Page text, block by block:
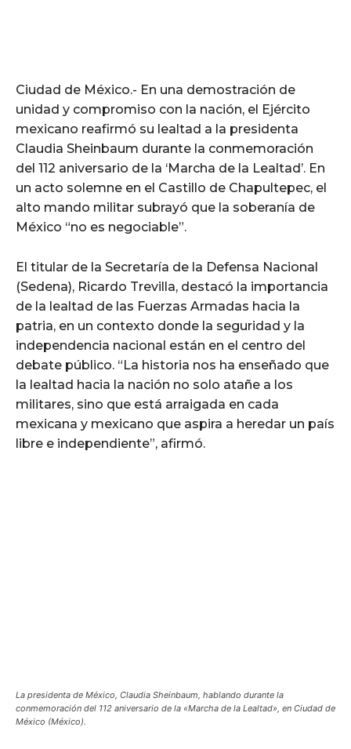
Ciudad de México.- En una demostración de
unidad y compromiso con la nación, el Ejército
mexicano reafirmó su lealtad a la presidenta
Claudia Sheinbaum durante la conmemoración
del 112 aniversario de la ‘Marcha de la Lealtad’. En
un acto solemne en el Castillo de Chapultepec, el
alto mando militar subrayó que la soberanía de
México “no es negociable”.
El titular de la Secretaría de la Defensa Nacional
(Sedena), Ricardo Trevilla, destacó la importancia
de la lealtad de las Fuerzas Armadas hacia la
patria, en un contexto donde la seguridad y la
independencia nacional están en el centro del
debate público. “La historia nos ha enseñado que
la lealtad hacia la nación no solo atañe a los
militares, sino que está arraigada en cada
mexicana y mexicano que aspira a heredar un país
libre e independiente”, afirmó.
La presidenta de México, Claudia Sheinbaum, hablando durante la
conmemoración del 112 aniversario de la «Marcha de la Lealtad», en Ciudad de
México (México).